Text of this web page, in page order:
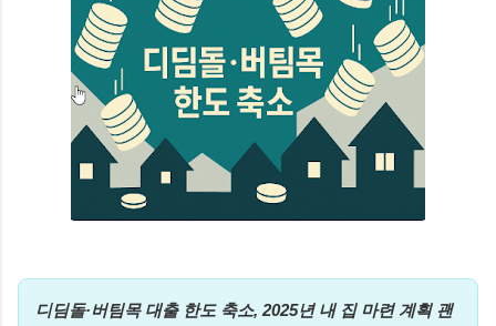
디딤돌·버팀목 대출 한도 축소, 2025년 내 집 마련 계획 괜